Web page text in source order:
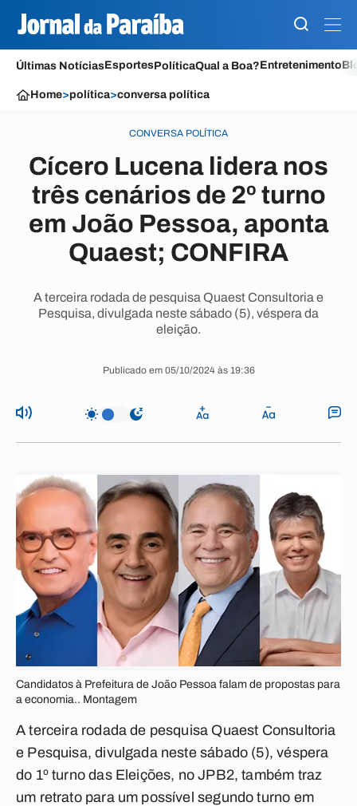
Últimas NotíciasEsportesPolíticaQual a Boa?Entretenimento
Home>política>conversa política
CONVERSA POLÍTICA
Cícero Lucena lidera nos
três cenários de 2º turno
em João Pessoa, aponta
Quaest; CONFIRA
A terceira rodada de pesquisa Quaest Consultoria e
Pesquisa, divulgada neste sábado (5), véspera da
eleição.
Publicado em 05/10/2024 às 19:36
Candidatos à Prefeitura de João Pessoa falam de propostas para
a economia.. Montagem
A terceira rodada de pesquisa Quaest Consultoria
e Pesquisa, divulgada neste sábado (5), véspera
do 1º turno das Eleições, no JPB2, também traz
um retrato para um possível segundo turno em